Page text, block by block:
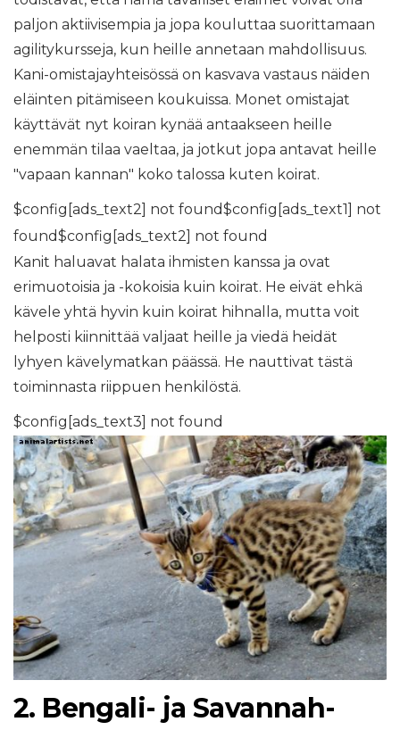
paljon aktiivisempia ja jopa kouluttaa suorittamaan
agilitykursseja, kun heille annetaan mahdollisuus.
Kani-omistajayhteisössä on kasvava vastaus näiden
eläinten pitämiseen koukuissa. Monet omistajat
käyttävät nyt koiran kynää antaakseen heille
enemmän tilaa vaeltaa, ja jotkut jopa antavat heille
"vapaan kannan" koko talossa kuten koirat.
$config[ads_text2] not found$config[ads_text1] not
found$config[ads_text2] not found
Kanit haluavat halata ihmisten kanssa ja ovat
erimuotoisia ja -kokoisia kuin koirat. He eivät ehkä
kävele yhtä hyvin kuin koirat hihnalla, mutta voit
helposti kiinnittää valjaat heille ja viedä heidät
lyhyen kävelymatkan päässä. He nauttivat tästä
toiminnasta riippuen henkilöstä.
$config[ads_text3] not found
2. Bengali- ja Savannah-